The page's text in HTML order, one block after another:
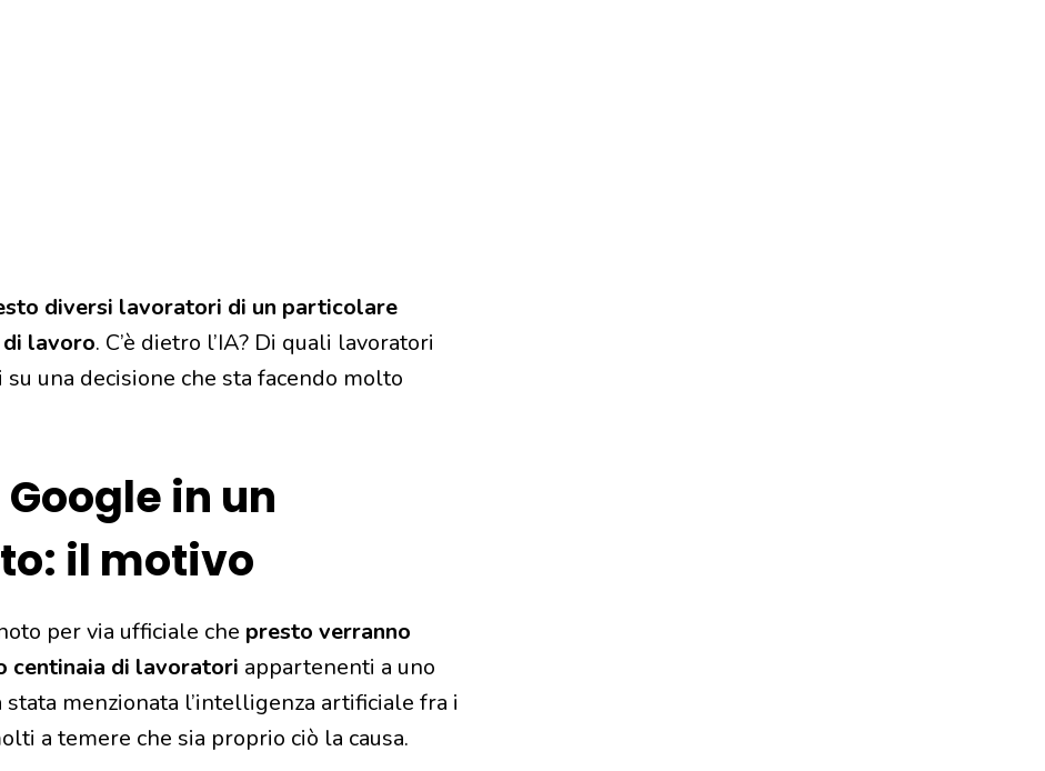
diversi lavoratori di un particolare
lavoro. C’è dietro l’IA? Di quali lavoratori
una decisione che sta facendo molto
in un
il motivo
per via ufficiale che presto verranno
di lavoratori appartenenti a uno
menzionata l’intelligenza artificiale fra i
a temere che sia proprio ciò la causa.